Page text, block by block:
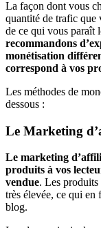
La façon dont vous
quantité de trafic que
de ce qui vous paraît
recommandons
monétisation
correspond à vos
Les méthodes de
dessous :
Le Marketing
Le marketing
produits à vos
vendue. Les produits
très élevée, ce qui
blog.